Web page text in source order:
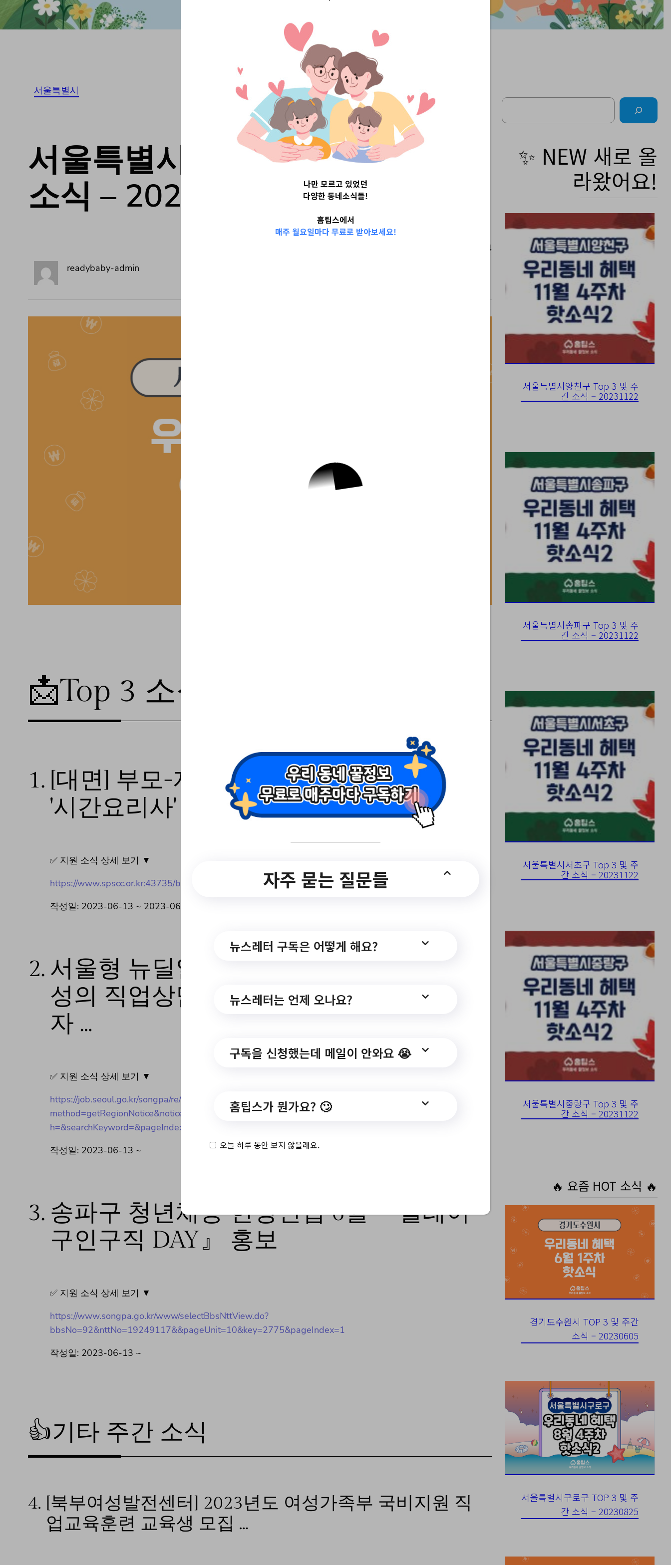
서울특별시
서울특별시송파구 Top 3 및 주간
소식 – 20230614
2023-06-14
readybaby-admin
📩Top 3 소식❕
1. [대면] 부모-자녀체험프로그램(37~72개월)
'시간요리사'
✅ 지원 소식 상세 보기 ▼
https://www.spscc.or.kr:43735/bbs/board.php?bo_table=s4_1_3_1&wr_id=358
작성일: 2023-06-13 ~ 2023-06-16
2. 서울형 뉴딜일자리 시니어와 경력단절여
성의 직업상담분야 새일찾기 사업」참여
자 …
✅ 지원 소식 상세 보기 ▼
https://job.seoul.go.kr/songpa/re/custmr_cntr/ntce/RegionNotice.do?
method=getRegionNotice&noticeCmmnSeNo=1&bbscttSn=14543&fileyn=Y&searchCondition=&gubunSearc
h=&searchKeyword=&pageIndex=1
작성일: 2023-06-13 ~
3. 송파구 청년채용 현장면접 6월 『릴레이
구인구직 DAY』 홍보
✅ 지원 소식 상세 보기 ▼
https://www.songpa.go.kr/www/selectBbsNttView.do?
bbsNo=92&nttNo=19249117&&pageUnit=10&key=2775&pageIndex=1
작성일: 2023-06-13 ~
👍기타 주간 소식
4. [북부여성발전센터] 2023년도 여성가족부 국비지원 직
업교육훈련 교육생 모집 …
Search
✨ NEW 새로 올
라왔어요!
서울특별시양천구 Top 3 및 주
간 소식 – 20231122
서울특별시송파구 Top 3 및 주
간 소식 – 20231122
서울특별시서초구 Top 3 및 주
간 소식 – 20231122
서울특별시중랑구 Top 3 및 주
간 소식 – 20231122
🔥 요즘 HOT 소식 🔥
경기도수원시 TOP 3 및 주간
소식 – 20230605
서울특별시구로구 TOP 3 및 주
간 소식 – 20230825
나만 모르고 있었던
다양한 동네소식들!
홈팁스에서
매주 월요일마다 무료로 받아보세요!
자주 묻는 질문들
뉴스레터 구독은 어떻게 해요?
뉴스레터는 언제 오나요?
구독을 신청했는데 메일이 안와요 😭
홈팁스가 뭔가요? 🙄
오늘 하루 동안 보지 않을래요.